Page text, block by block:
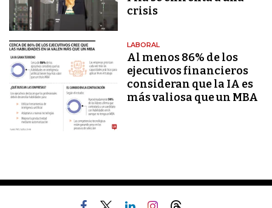
crisis
LABORAL
Al menos 86% de los
ejecutivos financieros
consideran que la IA es
más valiosa que un MBA